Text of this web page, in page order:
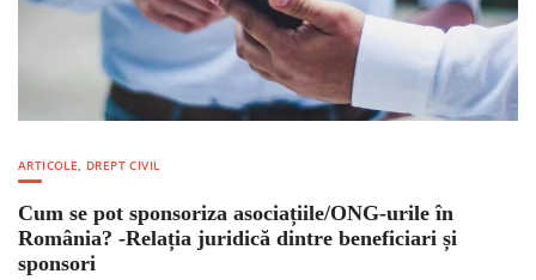
ARTICOLE, DREPT CIVIL
Cum se pot sponsoriza asociațiile/ONG-urile în
România? -Relația juridică dintre beneficiari și
sponsori